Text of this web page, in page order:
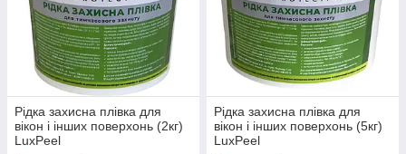
Рідка захисна плівка для
вікон і інших поверхонь (2кг)
LuxPeel
Рідка захисна плівка для
вікон і інших поверхонь (5кг)
LuxPeel